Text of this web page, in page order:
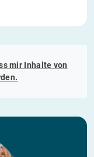
mir Inhalte von